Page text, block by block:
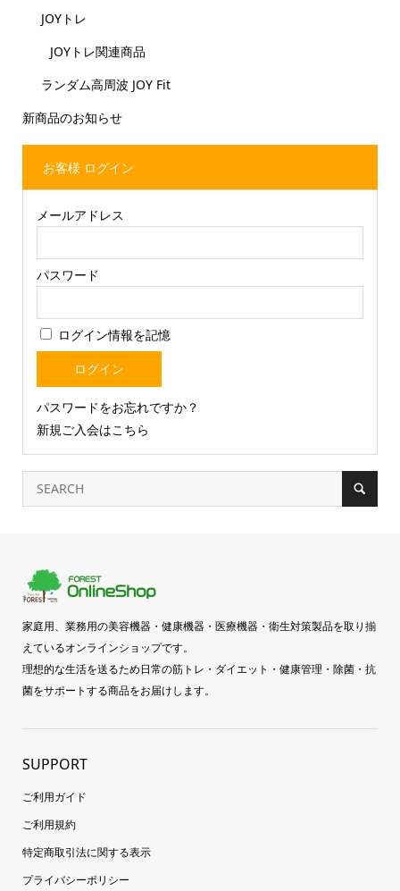
JOYトレ
JOYトレ関連商品
ランダム高周波 JOY Fit
新商品のお知らせ
お客様 ログイン
メールアドレス
パスワード
ログイン情報を記憶
パスワードをお忘れですか？
新規ご入会はこちら
家庭用、業務用の美容機器・健康機器・医療機器・衛生対策製品を取り揃
えているオンラインショップです。
理想的な生活を送るため日常の筋トレ・ダイエット・健康管理・除菌・抗
菌をサポートする商品をお届けします。
SUPPORT
ご利用ガイド
ご利用規約
特定商取引法に関する表示
プライバシーポリシー